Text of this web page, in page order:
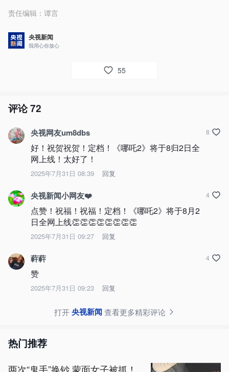
责任编辑： 谭言
央视新闻
我用心你放心
55
评论72
央视网友um8dbs
好！祝贺祝贺！定档！《哪吒2》将于8归2日全
网上线！太好了！
2025年7月31日 08:39 回复
8
央视新闻小网友❤️
点赞！祝福！祝福！定档！《哪吒2》将于8月2
日全网上线👏👏👏👏👏👏👏👏
2025年7月31日 09:27 回复
4
蓒蓒
赞
2025年7月31日 09:23 回复
4
打开央视新闻查看更多精彩评论
热门推荐
两次“鬼手”换钞 蒙面女子被抓！